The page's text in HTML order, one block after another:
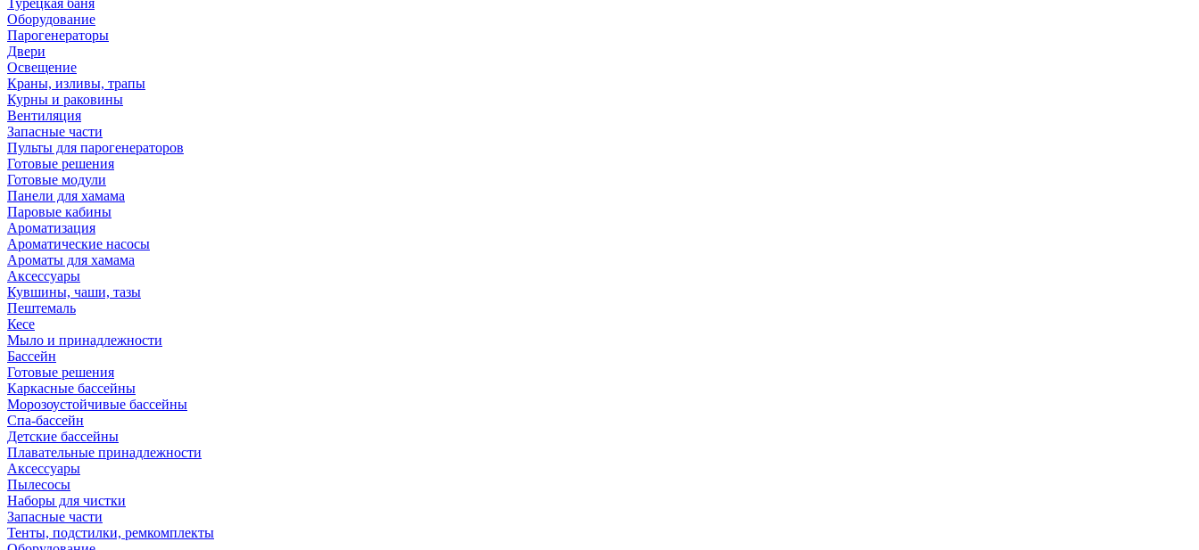
Турецкая баня
Оборудование
Парогенераторы
Двери
Освещение
Краны, изливы, трапы
Курны и раковины
Вентиляция
Запасные части
Пульты для парогенераторов
Готовые решения
Готовые модули
Панели для хамама
Паровые кабины
Ароматизация
Ароматические насосы
Ароматы для хамама
Аксессуары
Кувшины, чаши, тазы
Пештемаль
Кесе
Мыло и принадлежности
Бассейн
Готовые решения
Каркасные бассейны
Морозоустойчивые бассейны
Спа-бассейн
Детские бассейны
Плавательные принадлежности
Аксессуары
Пылесосы
Наборы для чистки
Запасные части
Тенты, подстилки, ремкомплекты